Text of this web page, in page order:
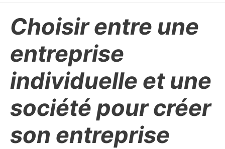
Choisir entre une
entreprise
individuelle et une
société pour créer
son entreprise